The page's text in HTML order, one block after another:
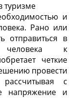
туризме
и
Рано или
отправиться в
человека к
четкие
провести
с
напряжение и